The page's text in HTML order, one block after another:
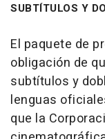
SUBTÍTULOS Y
El paquete de
obligación de
subtítulos y
lenguas
que la